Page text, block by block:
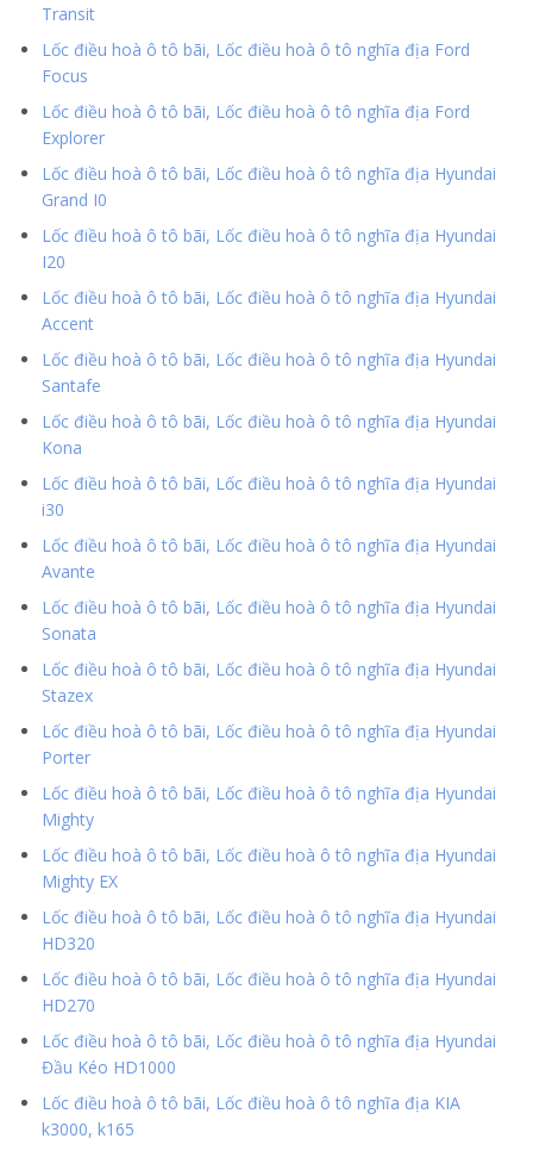
Transit
Lốc điều hoà ô tô bãi, Lốc điều hoà ô tô nghĩa địa Ford
Focus
Lốc điều hoà ô tô bãi, Lốc điều hoà ô tô nghĩa địa Ford
Explorer
Lốc điều hoà ô tô bãi, Lốc điều hoà ô tô nghĩa địa Hyundai
Grand I0
Lốc điều hoà ô tô bãi, Lốc điều hoà ô tô nghĩa địa Hyundai
I20
Lốc điều hoà ô tô bãi, Lốc điều hoà ô tô nghĩa địa Hyundai
Accent
Lốc điều hoà ô tô bãi, Lốc điều hoà ô tô nghĩa địa Hyundai
Santafe
Lốc điều hoà ô tô bãi, Lốc điều hoà ô tô nghĩa địa Hyundai
Kona
Lốc điều hoà ô tô bãi, Lốc điều hoà ô tô nghĩa địa Hyundai
i30
Lốc điều hoà ô tô bãi, Lốc điều hoà ô tô nghĩa địa Hyundai
Avante
Lốc điều hoà ô tô bãi, Lốc điều hoà ô tô nghĩa địa Hyundai
Sonata
Lốc điều hoà ô tô bãi, Lốc điều hoà ô tô nghĩa địa Hyundai
Stazex
Lốc điều hoà ô tô bãi, Lốc điều hoà ô tô nghĩa địa Hyundai
Porter
Lốc điều hoà ô tô bãi, Lốc điều hoà ô tô nghĩa địa Hyundai
Mighty
Lốc điều hoà ô tô bãi, Lốc điều hoà ô tô nghĩa địa Hyundai
Mighty EX
Lốc điều hoà ô tô bãi, Lốc điều hoà ô tô nghĩa địa Hyundai
HD320
Lốc điều hoà ô tô bãi, Lốc điều hoà ô tô nghĩa địa Hyundai
HD270
Lốc điều hoà ô tô bãi, Lốc điều hoà ô tô nghĩa địa Hyundai
Đầu Kéo HD1000
Lốc điều hoà ô tô bãi, Lốc điều hoà ô tô nghĩa địa KIA
k3000, k165